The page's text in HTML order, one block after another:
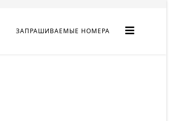
ЗАПРАШИВАЕМЫЕ НОМЕРА